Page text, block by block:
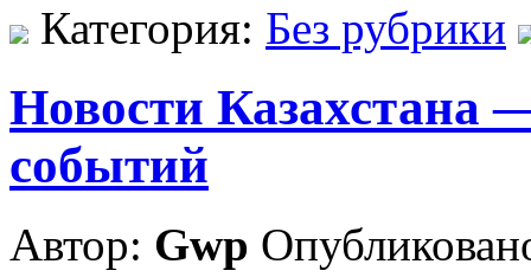
Категория: Без рубрики
Новости Казахстана
событий
Автор: Gwp